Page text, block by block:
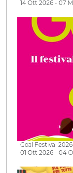
14 Ott 2026 - 07
Goal Festival 2026
01 Ott 2026 - 04